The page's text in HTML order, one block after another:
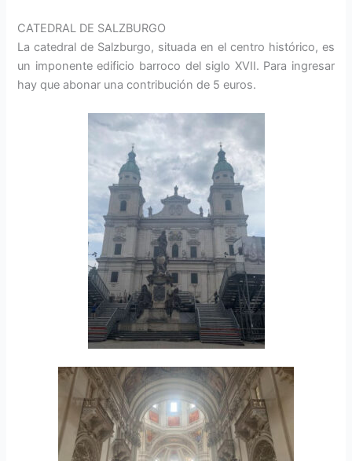
CATEDRAL DE SALZBURGO
La catedral de Salzburgo, situada en el centro histórico, es
un imponente edificio barroco del siglo XVII. Para ingresar
hay que abonar una contribución de 5 euros.